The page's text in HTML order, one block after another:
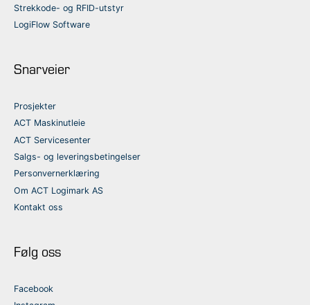
Strekkode- og RFID-utstyr
LogiFlow Software
Snarveier
Prosjekter
ACT Maskinutleie
ACT Servicesenter
Salgs- og leveringsbetingelser
Personvernerklæring
Om ACT Logimark AS
Kontakt oss
Følg oss
Facebook